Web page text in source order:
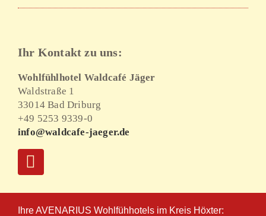
Ihr Kontakt zu uns:
Wohlfühlhotel Waldcafé Jäger
Waldstraße 1
33014 Bad Driburg
+49 5253 9339-0
info@waldcafe-jaeger.de
Ihre AVENARIUS Wohlfühhotels im Kreis Höxter: